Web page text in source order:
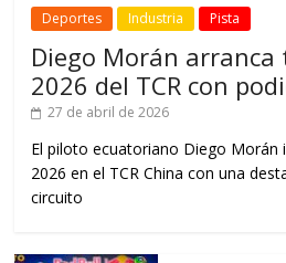
Deportes Industria Pista
Diego Morán arranca
2026 del TCR con
27 de abril de 2026
El piloto ecuatoriano Diego Morán
2026 en el TCR China con una
circuito